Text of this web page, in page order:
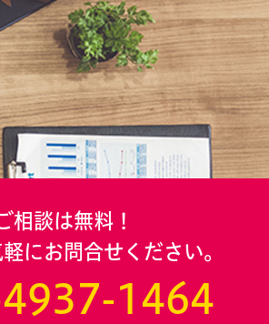
相談は無料！
にお問合せください。
1464